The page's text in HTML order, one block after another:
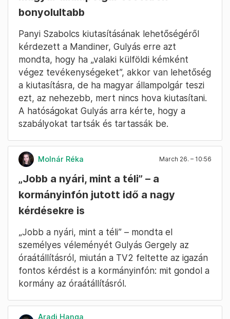
bonyolultabb
Panyi Szabolcs kiutasításának lehetőségéről
kérdezett a Mandiner, Gulyás erre azt
mondta, hogy ha „valaki külföldi kémként
végez tevékenységeket”, akkor van lehetőség
a kiutasításra, de ha magyar állampolgár teszi
ezt, az nehezebb, mert nincs hova kiutasítani.
A hatóságokat Gulyás arra kérte, hogy a
szabályokat tartsák és tartassák be.
Molnár Réka March 26. – 10:56
„Jobb a nyári, mint a téli” – a
kormányinfón jutott idő a nagy
kérdésekre is
„Jobb a nyári, mint a téli” – mondta el
személyes véleményét Gulyás Gergely az
óraátállításról, miután a TV2 feltette az igazán
fontos kérdést is a kormányinfón: mit gondol a
kormány az óraátállításról.
Aradi Hanga